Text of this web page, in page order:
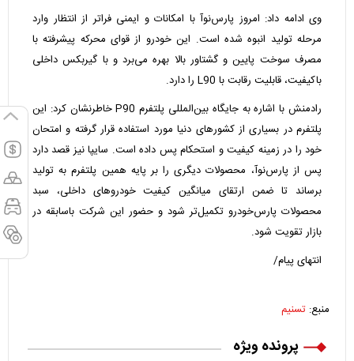
وی ادامه داد: امروز پارس‌نوآ با امکانات و ایمنی فراتر از انتظار وارد
مرحله تولید انبوه شده است. این خودرو از قوای محرکه پیشرفته با
مصرف سوخت پایین و گشتاور بالا بهره می‌برد و با گیربکس داخلی
باکیفیت، قابلیت رقابت با L90 را دارد.
رادمنش با اشاره به جایگاه بین‌المللی پلتفرم P90 خاطرنشان کرد: این
پلتفرم در بسیاری از کشورهای دنیا مورد استفاده قرار گرفته و امتحان
خود را در زمینه کیفیت و استحکام پس داده است. سایپا نیز قصد دارد
پس از پارس‌نوآ، محصولات دیگری را بر پایه همین پلتفرم به تولید
برساند تا ضمن ارتقای میانگین کیفیت خودروهای داخلی، سبد
محصولات پارس‌خودرو تکمیل‌تر شود و حضور این شرکت باسابقه در
بازار تقویت شود.
انتهای پیام/
منبع: تسنیم
پرونده ویژه